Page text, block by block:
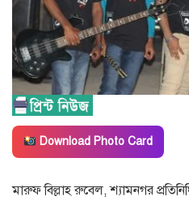
Download Photo Card
মারুফ বিল্লাহ রুবেল, শ্যামনগর